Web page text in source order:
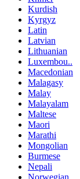
Kurdish
Kyrgyz
Latin
Latvian
Lithuanian
Luxembou..
Macedonian
Malagasy
Malay
Malayalam
Maltese
Maori
Marathi
Mongolian
Burmese
Nepali
Norwegian